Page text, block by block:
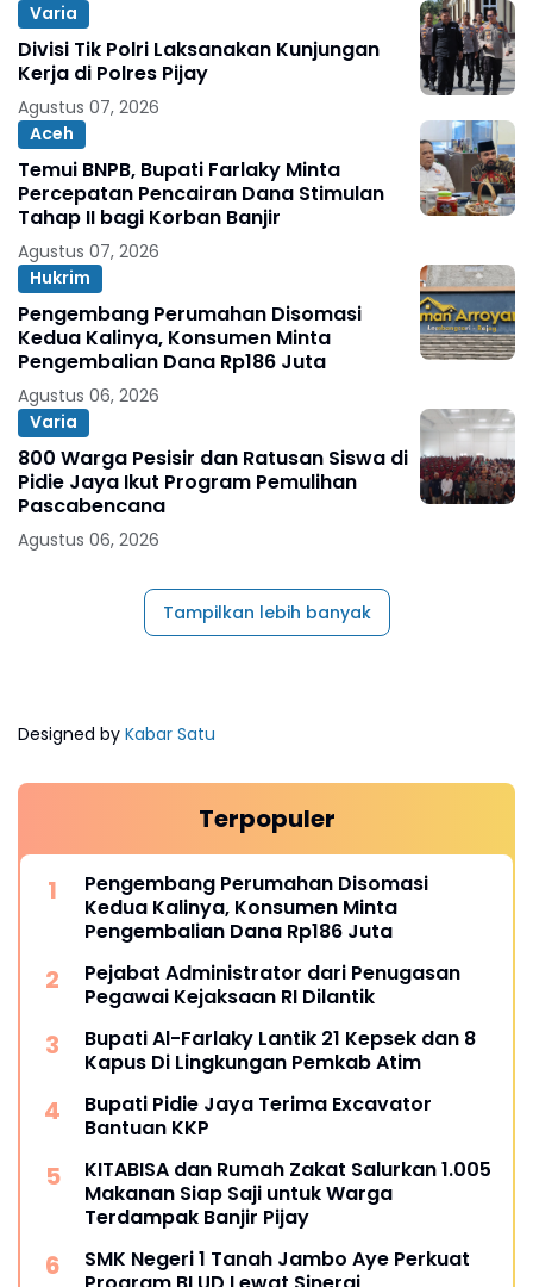
Varia
Divisi Tik Polri Laksanakan Kunjungan
Kerja di Polres Pijay
Agustus 07, 2026
Aceh
Temui BNPB, Bupati Farlaky Minta
Percepatan Pencairan Dana Stimulan
Tahap II bagi Korban Banjir
Agustus 07, 2026
Hukrim
Pengembang Perumahan Disomasi
Kedua Kalinya, Konsumen Minta
Pengembalian Dana Rp186 Juta
Agustus 06, 2026
Varia
800 Warga Pesisir dan Ratusan Siswa di
Pidie Jaya Ikut Program Pemulihan
Pascabencana
Agustus 06, 2026
Tampilkan lebih banyak
Designed by Kabar Satu
Terpopuler
Pengembang Perumahan Disomasi
Kedua Kalinya, Konsumen Minta
Pengembalian Dana Rp186 Juta
Pejabat Administrator dari Penugasan
Pegawai Kejaksaan RI Dilantik
Bupati Al-Farlaky Lantik 21 Kepsek dan 8
Kapus Di Lingkungan Pemkab Atim
Bupati Pidie Jaya Terima Excavator
Bantuan KKP
KITABISA dan Rumah Zakat Salurkan 1.005
Makanan Siap Saji untuk Warga
Terdampak Banjir Pijay
SMK Negeri 1 Tanah Jambo Aye Perkuat